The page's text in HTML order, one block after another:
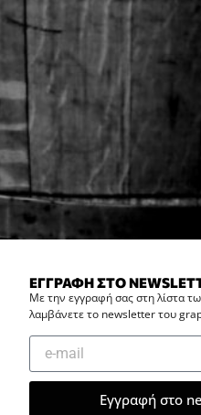
ΕΓΓΡΑΦΗ ΣΤΟ
Με την εγγραφή σας στη λίστα
λαμβάνετε το newsletter του
Εγγραφή στο